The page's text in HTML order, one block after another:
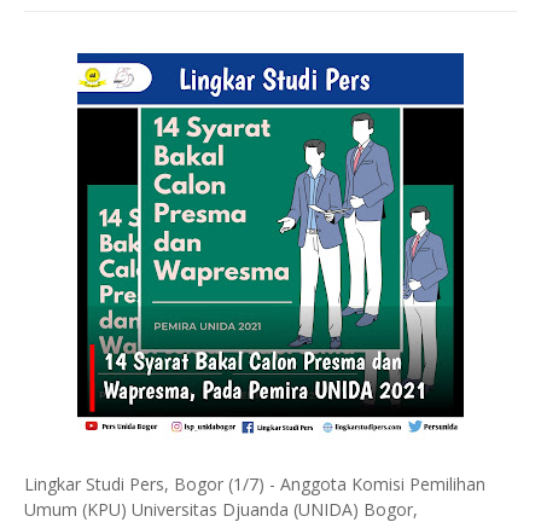
Lingkar Studi Pers, Bogor (1/7) - Anggota Komisi Pemilihan
Umum (KPU) Universitas Djuanda (UNIDA) Bogor,